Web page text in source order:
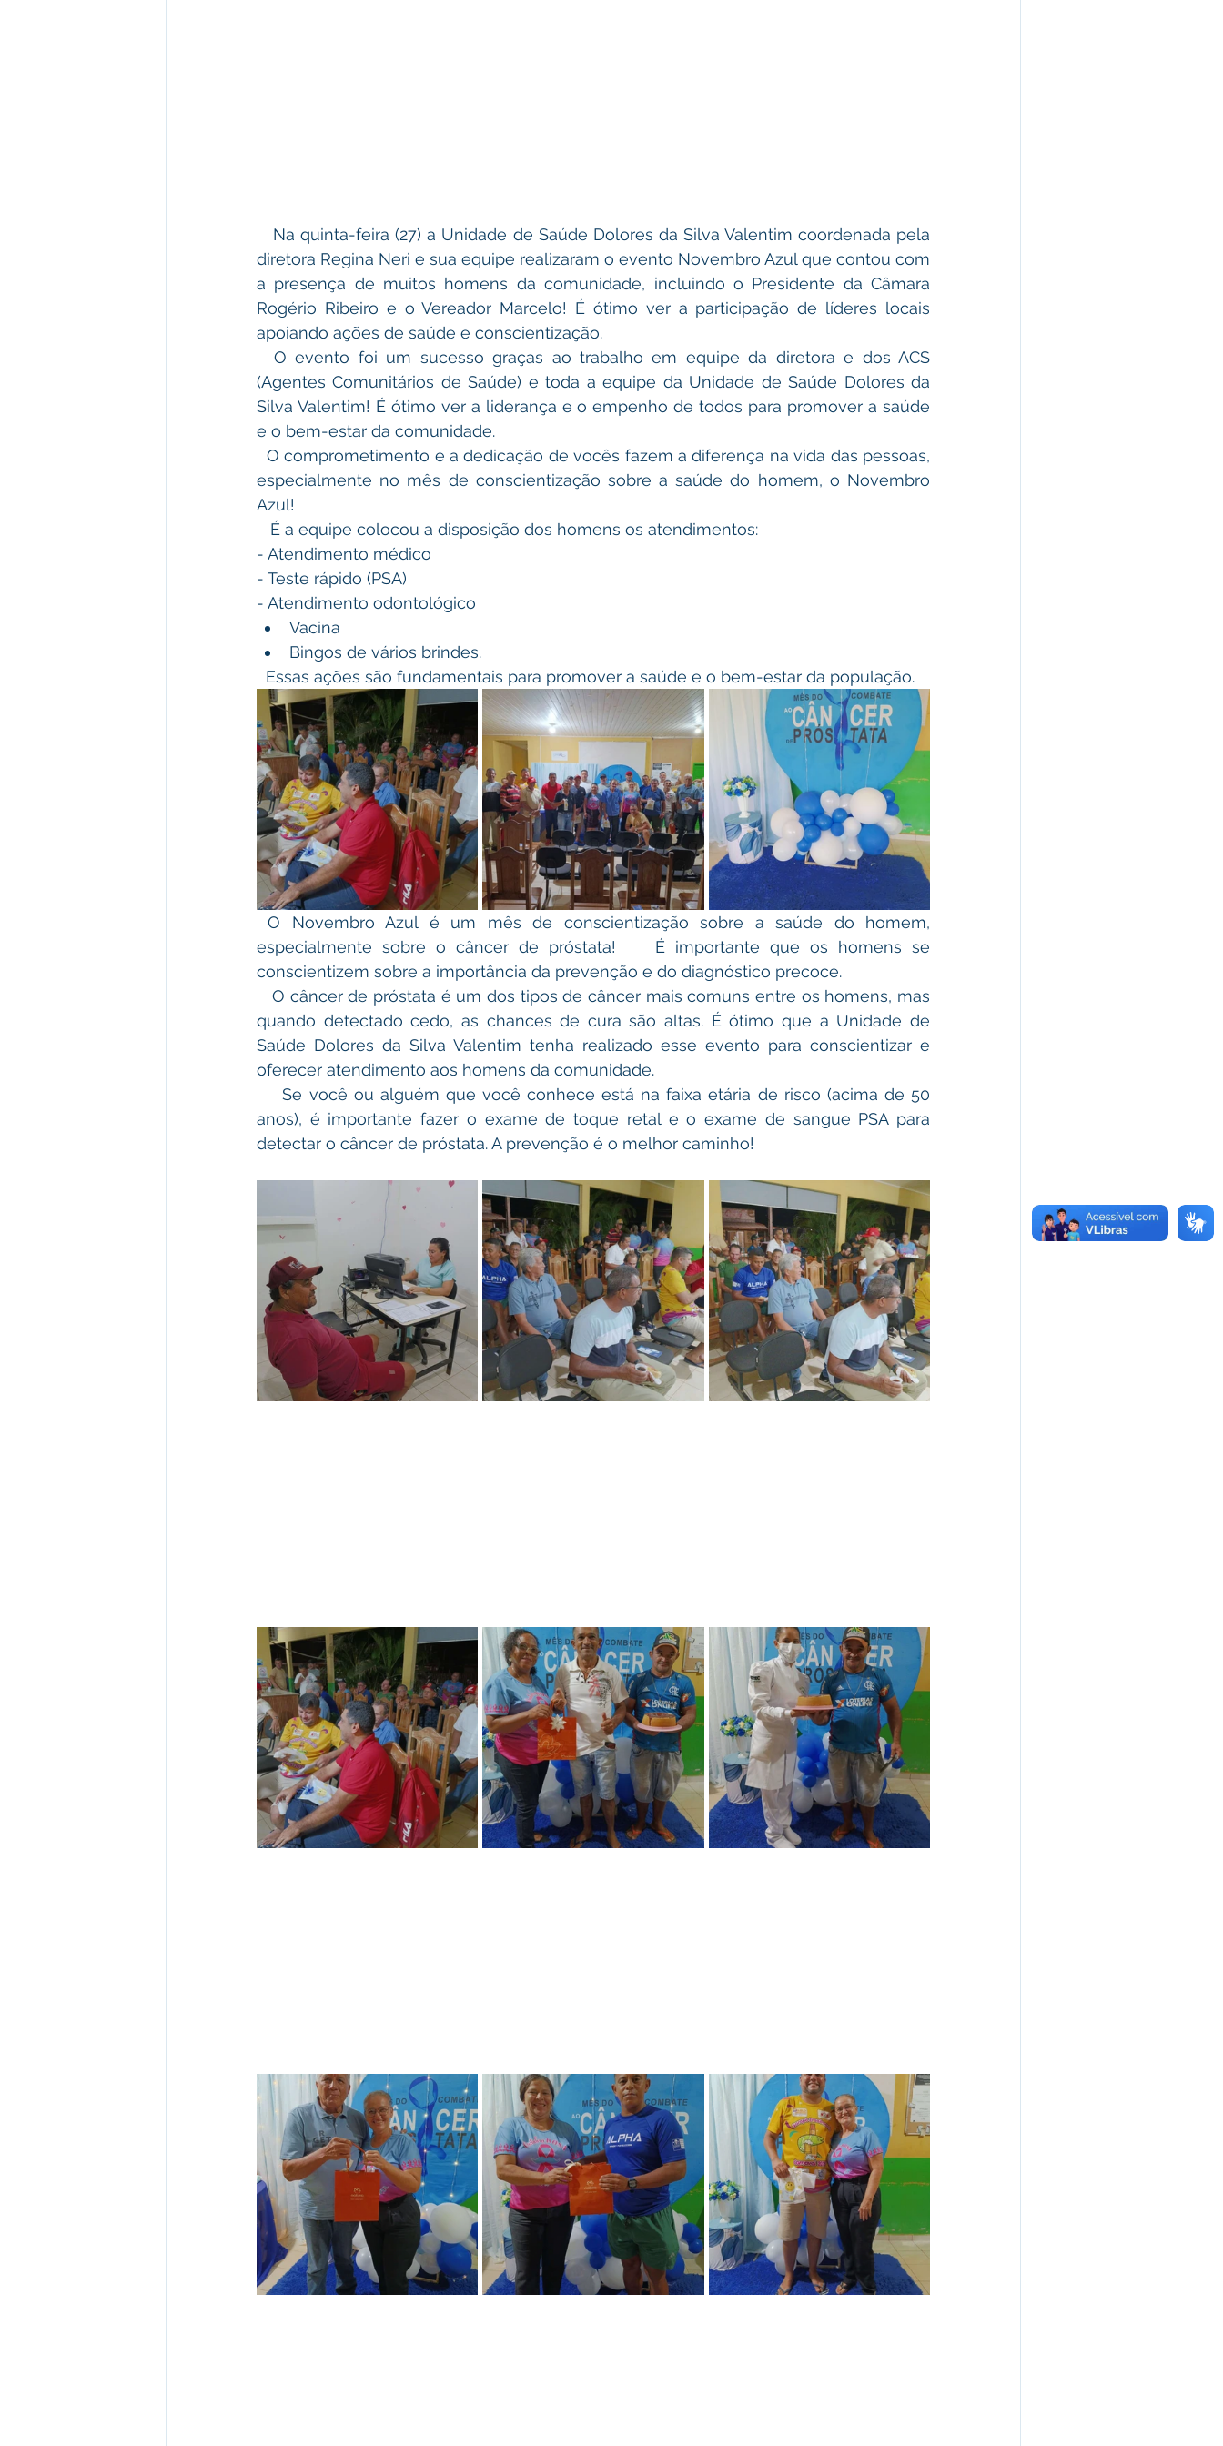
diretora Regina Neri e sua equipe realizaram o evento Novembro Azul que contou com
a presença de muitos homens da comunidade, incluindo o Presidente da Câmara
Rogério Ribeiro e o Vereador Marcelo! É ótimo ver a participação de líderes locais
apoiando ações de saúde e conscientização.
(Agentes Comunitários de Saúde) e toda a equipe da Unidade de Saúde Dolores da
Silva Valentim! É ótimo ver a liderança e o empenho de todos para promover a saúde
e o bem-estar da comunidade.
especialmente no mês de conscientização sobre a saúde do homem, o Novembro
Azul!
   É a equipe colocou a disposição dos homens os atendimentos:
- Atendimento médico
- Teste rápido (PSA)
- Atendimento odontológico
Vacina
Bingos de vários brindes.
  Essas ações são fundamentais para promover a saúde e o bem-estar da população.
O Novembro Azul é um mês de conscientização sobre a saúde do homem,
especialmente sobre o câncer de próstata!    É importante que os homens se
conscientizem sobre a importância da prevenção e do diagnóstico precoce.
quando detectado cedo, as chances de cura são altas. É ótimo que a Unidade de
Saúde Dolores da Silva Valentim tenha realizado esse evento para conscientizar e
oferecer atendimento aos homens da comunidade.
    Se você ou alguém que você conhece está na faixa etária de risco (acima de 50
anos), é importante fazer o exame de toque retal e o exame de sangue PSA para
detectar o câncer de próstata. A prevenção é o melhor caminho!